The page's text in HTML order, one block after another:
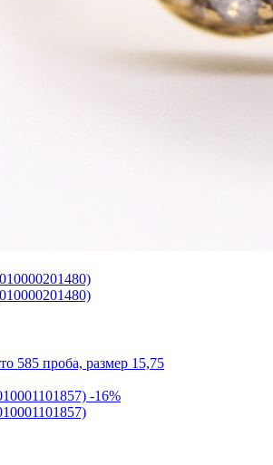
585 проба, размер 15,75
-16%